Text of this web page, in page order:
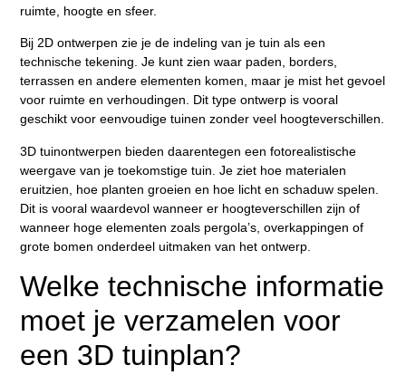
ruimte, hoogte en sfeer.
Bij 2D ontwerpen zie je de indeling van je tuin als een
technische tekening. Je kunt zien waar paden, borders,
terrassen en andere elementen komen, maar je mist het gevoel
voor ruimte en verhoudingen. Dit type ontwerp is vooral
geschikt voor eenvoudige tuinen zonder veel hoogteverschillen.
3D tuinontwerpen bieden daarentegen een fotorealistische
weergave van je toekomstige tuin. Je ziet hoe materialen
eruitzien, hoe planten groeien en hoe licht en schaduw spelen.
Dit is vooral waardevol wanneer er hoogteverschillen zijn of
wanneer hoge elementen zoals pergola’s, overkappingen of
grote bomen onderdeel uitmaken van het ontwerp.
Welke technische informatie
moet je verzamelen voor
een 3D tuinplan?